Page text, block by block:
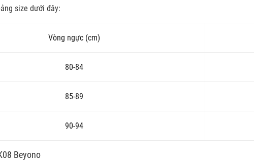
size dưới đây:
Vòng ngực (cm)
80-84
85-89
90-94
Beyono